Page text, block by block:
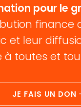
pour le
finance
et leur
à toutes et
JE FAIS UN DON